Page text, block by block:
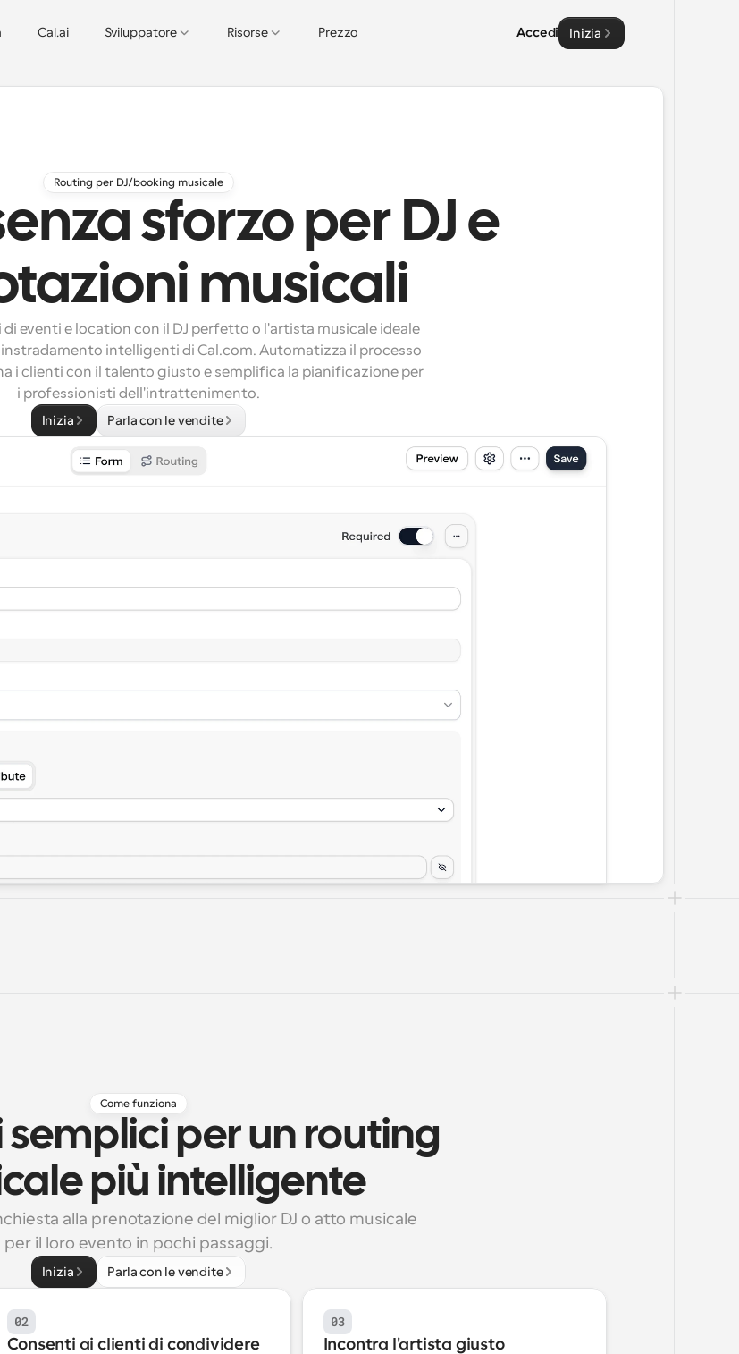
Cal.ai Sviluppatore Risorse Prezzo Accedi Inizia
Routing per DJ/booking musicale
sforzo per DJ e
musicali
eventi e location con il DJ perfetto o l'artista musicale ideale
intelligenti di Cal.com. Automatizza il processo
i clienti con il talento giusto e semplifica la pianificazione per
i professionisti dell'intrattenimento.
Inizia Parla con le vendite
Come funziona
semplici per un routing
più intelligente
alla prenotazione del miglior DJ o atto musicale
per il loro evento in pochi passaggi.
Inizia Parla con le vendite
02
Consenti ai clienti di condividere
03
Incontra l'artista giusto